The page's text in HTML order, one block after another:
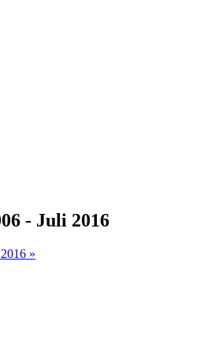
- Juli 2016
»